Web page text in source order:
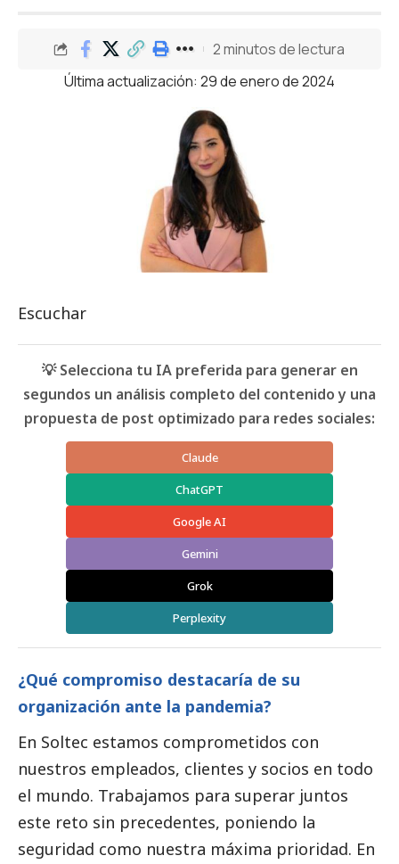
Última actualización: 29 de enero de 2024
2 minutos de lectura
Escuchar
💡 Selecciona tu IA preferida para generar en
segundos un análisis completo del contenido y una
propuesta de post optimizado para redes sociales:
Claude
ChatGPT
Google AI
Gemini
Grok
Perplexity
¿Qué compromiso destacaría de su
organización ante la pandemia?
En Soltec estamos comprometidos con
nuestros empleados, clientes y socios en todo
el mundo. Trabajamos para superar juntos
este reto sin precedentes, poniendo la
seguridad como nuestra máxima prioridad. En